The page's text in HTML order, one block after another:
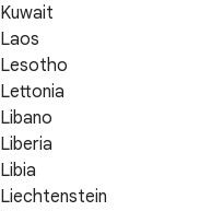
Kuwait
Laos
Lesotho
Lettonia
Libano
Liberia
Libia
Liechtenstein